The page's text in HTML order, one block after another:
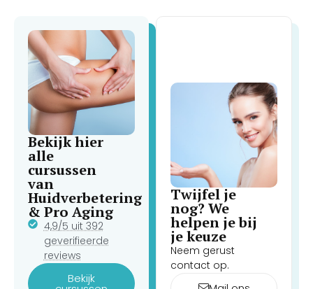
Bekijk hier
alle
cursussen
van
Huidverbetering
& Pro Aging
4,9/5 uit 392
geverifieerde
reviews
Bekijk
Twijfel je
nog? We
helpen je bij
je keuze
Neem gerust
contact op.